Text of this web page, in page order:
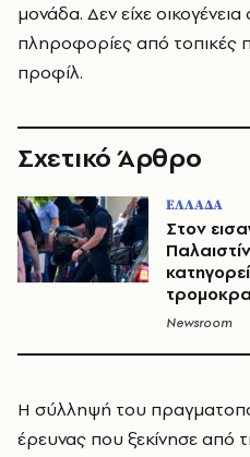
μονάδα. Δεν είχε
πληροφορίες από τοπικές
προφίλ.
Σχετικό Άρθρο
ΕΛΛΑΔΑ
Στον
Newsroom
Η σύλληψή του
έρευνας που ξεκίνησε από